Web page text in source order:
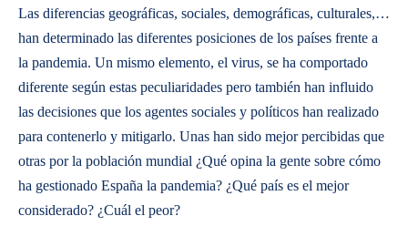
Las diferencias geográficas, sociales, demográficas, culturales,…
han determinado las diferentes posiciones de los países frente a
la pandemia. Un mismo elemento, el virus, se ha comportado
diferente según estas peculiaridades pero también han influido
las decisiones que los agentes sociales y políticos han realizado
para contenerlo y mitigarlo. Unas han sido mejor percibidas que
otras por la población mundial ¿Qué opina la gente sobre cómo
ha gestionado España la pandemia? ¿Qué país es el mejor
considerado? ¿Cuál el peor?